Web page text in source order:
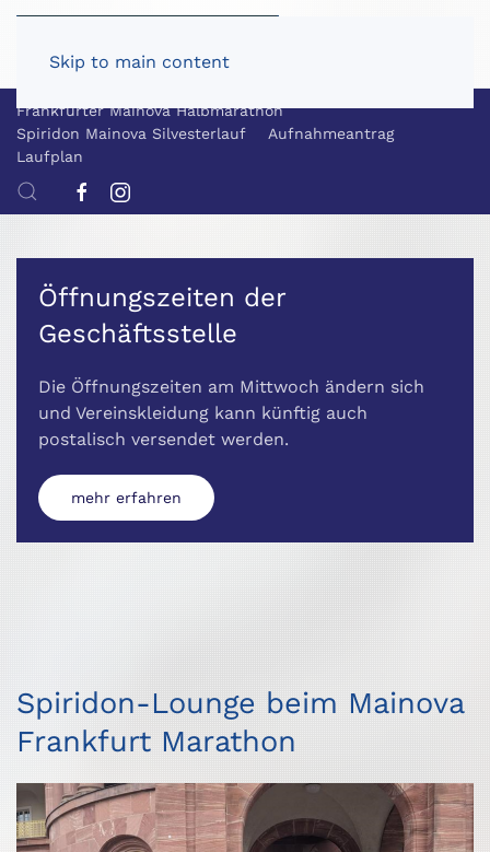
Skip to main content
Frankfurter Mainova Halbmarathon
Spiridon Mainova Silvesterlauf
Aufnahmeantrag
Laufplan
Öffnungszeiten der
Geschäftsstelle
Die Öffnungszeiten am Mittwoch ändern sich
und Vereinskleidung kann künftig auch
postalisch versendet werden.
mehr erfahren
Spiridon-Lounge beim Mainova
Frankfurt Marathon